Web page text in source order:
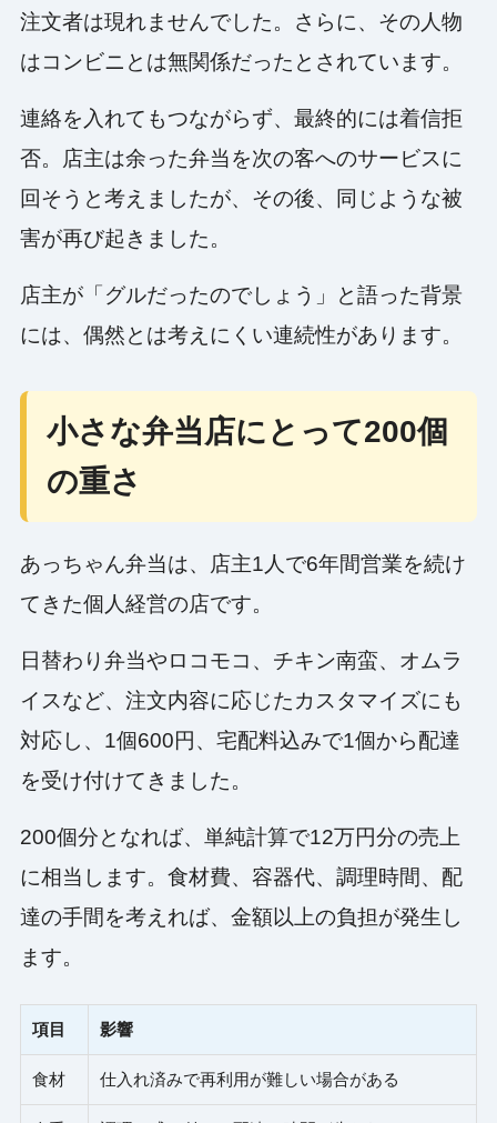
注文者は現れませんでした。さらに、その人物
はコンビニとは無関係だったとされています。
連絡を入れてもつながらず、最終的には着信拒
否。店主は余った弁当を次の客へのサービスに
回そうと考えましたが、その後、同じような被
害が再び起きました。
店主が「グルだったのでしょう」と語った背景
には、偶然とは考えにくい連続性があります。
小さな弁当店にとって200個
の重さ
あっちゃん弁当は、店主1人で6年間営業を続け
てきた個人経営の店です。
日替わり弁当やロコモコ、チキン南蛮、オムラ
イスなど、注文内容に応じたカスタマイズにも
対応し、1個600円、宅配料込みで1個から配達
を受け付けてきました。
200個分となれば、単純計算で12万円分の売上
に相当します。食材費、容器代、調理時間、配
達の手間を考えれば、金額以上の負担が発生し
ます。
項目 影響
食材 仕入れ済みで再利用が難しい場合がある